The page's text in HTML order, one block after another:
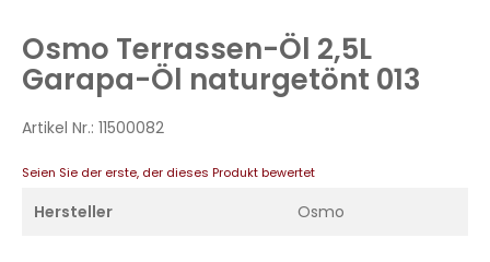
springen
Osmo Terrassen-Öl 2,5L
Garapa-Öl naturgetönt 013
Artikel Nr.: 11500082
Seien Sie der erste, der dieses Produkt bewertet
Hersteller Osmo